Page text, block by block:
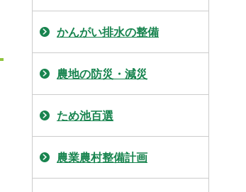
かんがい排水の整備
農地の防災・減災
ため池百選
農業農村整備計画